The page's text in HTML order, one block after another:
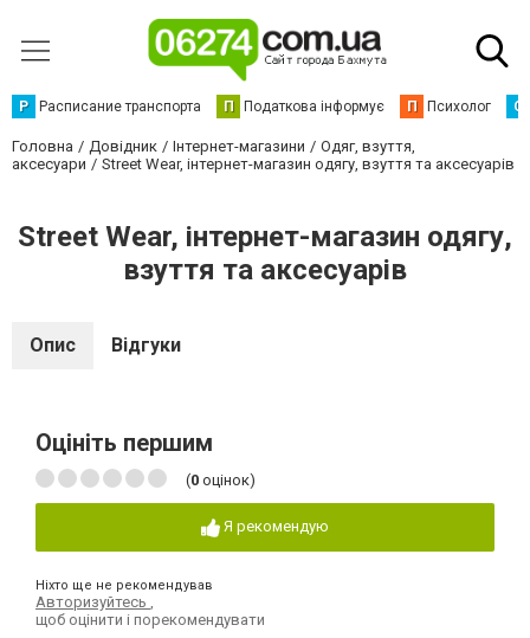
Р Расписание транспорта П Податкова інформує П Психолог С
Головна Довідник Інтернет-магазини
Одяг, взуття,
аксесуари
Street Wear, інтернет-магазин одягу, взуття та аксесуарів
Street Wear, інтернет-магазин одягу,
взуття та аксесуарів
Опис Відгуки
Оцініть першим
(0 оцінок)
Я рекомендую
Ніхто ще не рекомендував
Авторизуйтесь
щоб оцінити і порекомендувати